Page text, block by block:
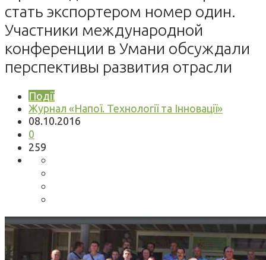
стать экспортером номер один.
Участники международной
конференции в Умани обсуждали
перспективы развития отрасли
Події
Журнал «Напої. Технології та Інновації»
08.10.2016
0
259